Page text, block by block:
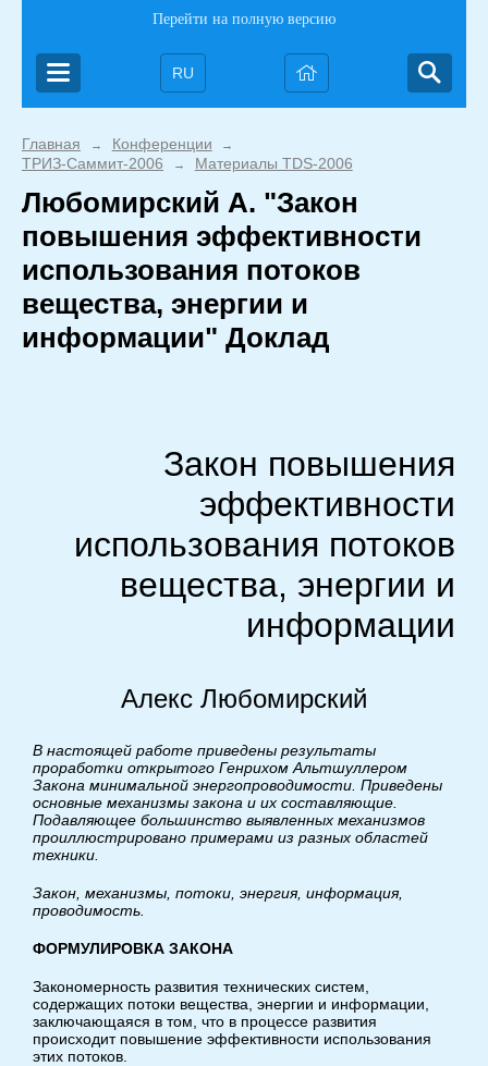
Перейти на полную версию
RU
Главная → Конференции →
ТРИЗ-Саммит-2006 → Материалы TDS-2006
Любомирский А. "Закон
повышения эффективности
использования потоков
вещества, энергии и
информации" Доклад
Закон повышения
эффективности
использования потоков
вещества, энергии и
информации
Алекс Любомирский
В настоящей работе приведены результаты
проработки открытого Генрихом Альтшуллером
Закона минимальной энергопроводимости. Приведены
основные механизмы закона и их составляющие.
Подавляющее большинство выявленных механизмов
проиллюстрировано примерами из разных областей
техники.
Закон, механизмы, потоки, энергия, информация,
проводимость.
ФОРМУЛИРОВКА ЗАКОНА
Закономерность развития технических систем,
содержащих потоки вещества, энергии и информации,
заключающаяся в том, что в процессе развития
происходит повышение эффективности использования
этих потоков.